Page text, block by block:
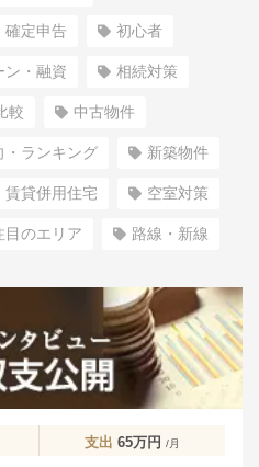
確定申告 初心者
ン・融資 相続対策
較 中古物件
・ランキング 新築物件
賃貸併用住宅 空室対策
目のエリア 路線・新線
支出 65万円 /月